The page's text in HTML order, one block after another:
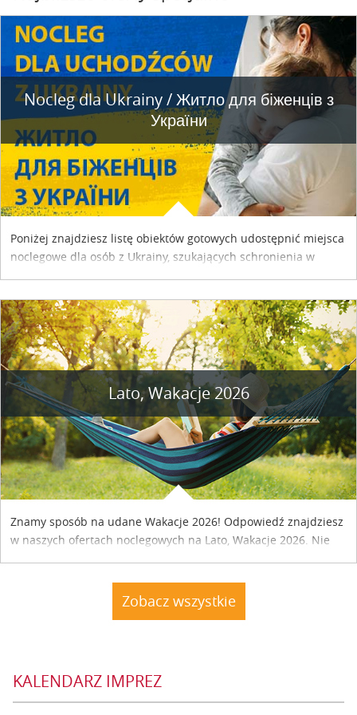
Nocleg dla Ukrainy / Житло для бiженцiв з
України
Poniżej znajdziesz listę obiektów gotowych udostępnić miejsca
noclegowe dla osób z Ukrainy, szukających schronienia w
Lato, Wakacje 2026
Znamy sposób na udane Wakacje 2026! Odpowiedź znajdziesz
w naszych ofertach noclegowych na Lato, Wakacje 2026. Nie
Zobacz wszystkie
KALENDARZ IMPREZ